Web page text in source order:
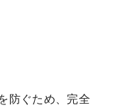
防ぐため、完全